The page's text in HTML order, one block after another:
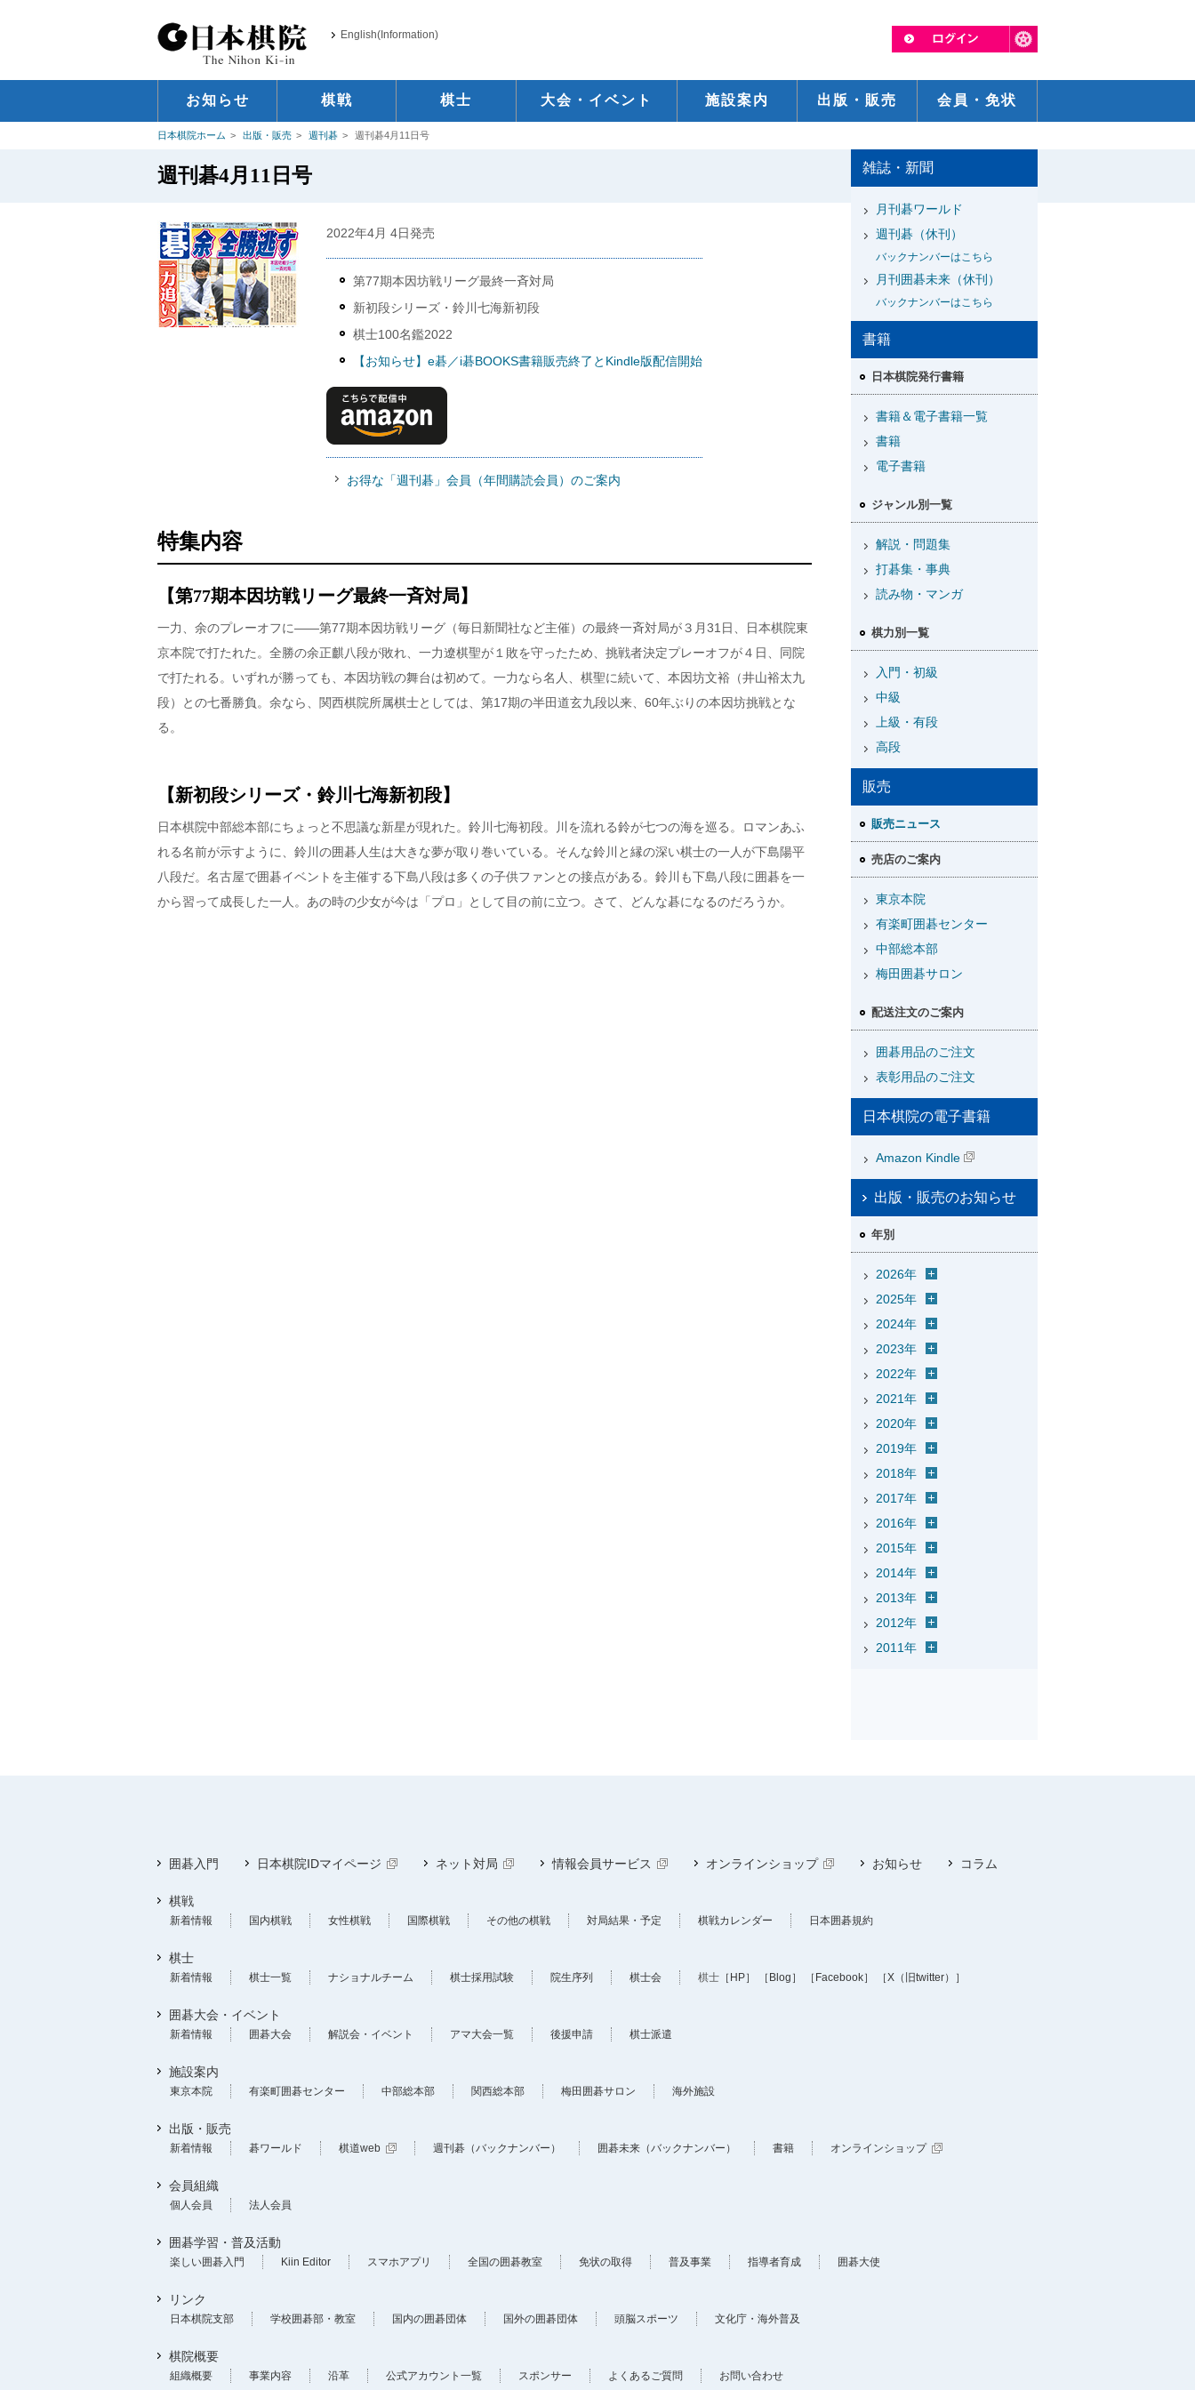
English(Information)
お知らせ 棋戦 棋士 大会・イベント 施設案内 出版・販売 会員・免状
日本棋院ホーム 出版・販売 週刊碁 週刊碁4月11日号
週刊碁4月11日号
2022年4月 4日発売
第77期本因坊戦リーグ最終一斉対局
新初段シリーズ・鈴川七海新初段
棋士100名鑑2022
【お知らせ】e碁／i碁BOOKS書籍販売終了とKindle版配信開始
お得な「週刊碁」会員（年間購読会員）のご案内
特集内容
【第77期本因坊戦リーグ最終一斉対局】
一力、余のプレーオフに――第77期本因坊戦リーグ（毎日新聞社など主催）の最終一斉対局が３月31日、日本棋院東
京本院で打たれた。全勝の余正麒八段が敗れ、一力遼棋聖が１敗を守ったため、挑戦者決定プレーオフが４日、同院
で打たれる。いずれが勝っても、本因坊戦の舞台は初めて。一力なら名人、棋聖に続いて、本因坊文裕（井山裕太九
段）との七番勝負。余なら、関西棋院所属棋士としては、第17期の半田道玄九段以来、60年ぶりの本因坊挑戦とな
る。
【新初段シリーズ・鈴川七海新初段】
日本棋院中部総本部にちょっと不思議な新星が現れた。鈴川七海初段。川を流れる鈴が七つの海を巡る。ロマンあふ
れる名前が示すように、鈴川の囲碁人生は大きな夢が取り巻いている。そんな鈴川と縁の深い棋士の一人が下島陽平
八段だ。名古屋で囲碁イベントを主催する下島八段は多くの子供ファンとの接点がある。鈴川も下島八段に囲碁を一
から習って成長した一人。あの時の少女が今は「プロ」として目の前に立つ。さて、どんな碁になるのだろうか。
雑誌・新聞
月刊碁ワールド
週刊碁（休刊）
バックナンバーはこちら
月刊囲碁未来（休刊）
バックナンバーはこちら
書籍
日本棋院発行書籍
書籍＆電子書籍一覧
書籍
電子書籍
ジャンル別一覧
解説・問題集
打碁集・事典
読み物・マンガ
棋力別一覧
入門・初級
中級
上級・有段
高段
販売
販売ニュース
売店のご案内
東京本院
有楽町囲碁センター
中部総本部
梅田囲碁サロン
配送注文のご案内
囲碁用品のご注文
表彰用品のご注文
日本棋院の電子書籍
Amazon Kindle
出版・販売のお知らせ
年別
2026年
2025年
2024年
2023年
2022年
2021年
2020年
2019年
2018年
2017年
2016年
2015年
2014年
2013年
2012年
2011年
囲碁入門 日本棋院IDマイページ ネット対局 情報会員サービス オンラインショップ お知らせ コラム
棋戦
新着情報 国内棋戦 女性棋戦 国際棋戦 その他の棋戦 対局結果・予定 棋戦カレンダー 日本囲碁規約
棋士
新着情報 棋士一覧 ナショナルチーム 棋士採用試験 院生序列 棋士会 棋士 ［HP］ ［Blog］ ［Facebook］ ［X（旧twitter）］
囲碁大会・イベント
新着情報 囲碁大会 解説会・イベント アマ大会一覧 後援申請 棋士派遣
施設案内
東京本院 有楽町囲碁センター 中部総本部 関西総本部 梅田囲碁サロン 海外施設
出版・販売
新着情報 碁ワールド 棋道web 週刊碁（バックナンバー） 囲碁未来（バックナンバー） 書籍 オンラインショップ
会員組織
個人会員 法人会員
囲碁学習・普及活動
楽しい囲碁入門 Kiin Editor スマホアプリ 全国の囲碁教室 免状の取得 普及事業 指導者育成 囲碁大使
リンク
日本棋院支部 学校囲碁部・教室 国内の囲碁団体 国外の囲碁団体 頭脳スポーツ 文化庁・海外普及
棋院概要
組織概要 事業内容 沿革 公式アカウント一覧 スポンサー よくあるご質問 お問い合わせ